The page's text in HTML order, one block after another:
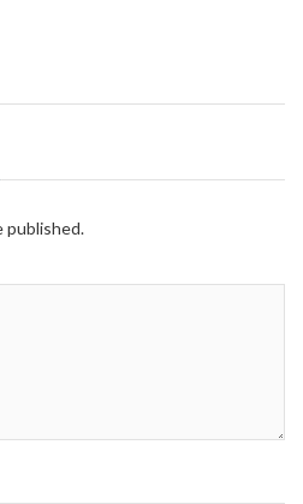
published.